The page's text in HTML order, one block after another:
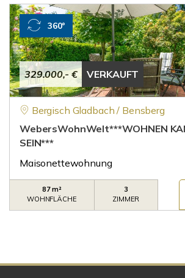
329.000,- € VERKAUFT
360°
Bergisch Gladbach / Bensberg
WebersWohnWelt***WOHNEN
SEIN***
Maisonettewohnung
87 m²
WOHNFLÄCHE
3
ZIMMER